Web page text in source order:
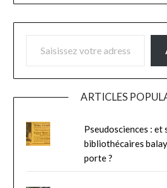
SAISISSEZ VOTRE ADRESSE E-
ARTICLES
Pseudosciences : et
bibliothécaires
porte ?